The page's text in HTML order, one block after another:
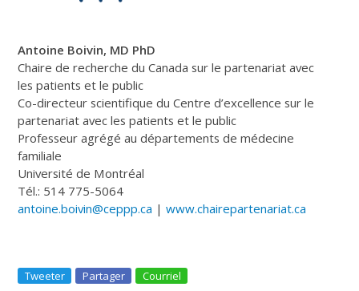
Antoine Boivin, MD PhD
Chaire de recherche du Canada sur le partenariat avec
les patients et le public
Co-directeur scientifique du Centre d’excellence sur le
partenariat avec les patients et le public
Professeur agrégé au départements de médecine
familiale
Université de Montréal
Tél.: 514 775-5064
antoine.boivin@ceppp.ca |www.chairepartenariat.ca
Tweeter Partager Courriel